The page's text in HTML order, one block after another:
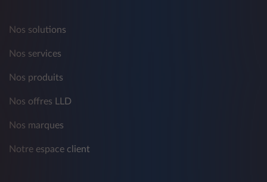
Nos solutions
Nos services
Nos produits
Nos offres LLD
Nos marques
Notre espace client